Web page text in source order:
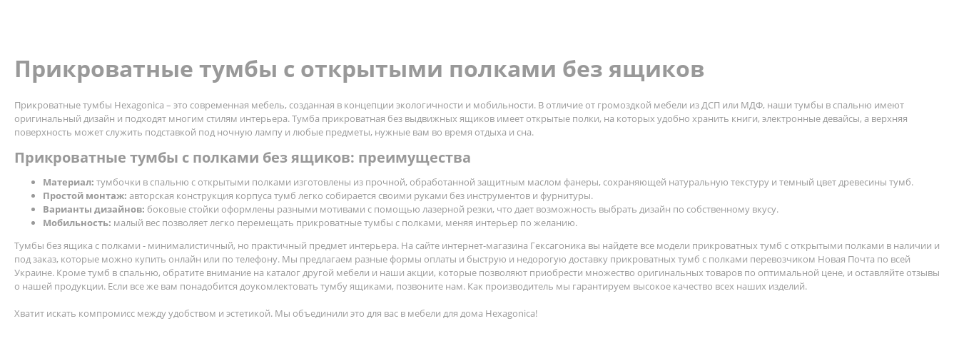
Прикроватные тумбы с открытыми полками без ящиков
Прикроватные тумбы Hexagonica – это современная мебель, созданная в концепции экологичности и мобильности. В отличие от громоздкой мебели из ДСП или МДФ, наши тумбы в спальню имеют
оригинальный дизайн и подходят многим стилям интерьера. Тумба прикроватная без выдвижных ящиков имеет открытые полки, на которых удобно хранить книги, электронные девайсы, а верхняя
поверхность может служить подставкой под ночную лампу и любые предметы, нужные вам во время отдыха и сна.
Прикроватные тумбы с полками без ящиков: преимущества
Материал: тумбочки в спальню с открытыми полками изготовлены из прочной, обработанной защитным маслом фанеры, сохраняющей натуральную текстуру и темный цвет древесины тумб.
Простой монтаж: авторская конструкция корпуса тумб легко собирается своими руками без инструментов и фурнитуры.
Варианты дизайнов: боковые стойки оформлены разными мотивами с помощью лазерной резки, что дает возможность выбрать дизайн по собственному вкусу.
Мобильность: малый вес позволяет легко перемещать прикроватные тумбы с полками, меняя интерьер по желанию.
Тумбы без ящика с полками - минималистичный, но практичный предмет интерьера. На сайте интернет-магазина Гексагоника вы найдете все модели прикроватных тумб с открытыми полками в наличии и
под заказ, которые можно купить онлайн или по телефону. Мы предлагаем разные формы оплаты и быструю и недорогую доставку прикроватных тумб с полками перевозчиком Новая Почта по всей
Украине. Кроме тумб в спальню, обратите внимание на каталог другой мебели и наши акции, которые позволяют приобрести множество оригинальных товаров по оптимальной цене, и оставляйте отзывы
о нашей продукции. Если все же вам понадобится доукомлектовать тумбу ящиками, позвоните нам. Как производитель мы гарантируем высокое качество всех наших изделий.
Хватит искать компромисс между удобством и эстетикой. Мы объединили это для вас в мебели для дома Hexagonica!